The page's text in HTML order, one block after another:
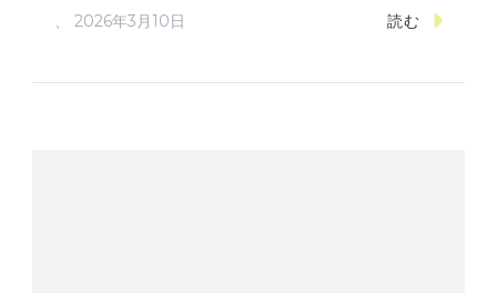
、 2026年3月10日 読む